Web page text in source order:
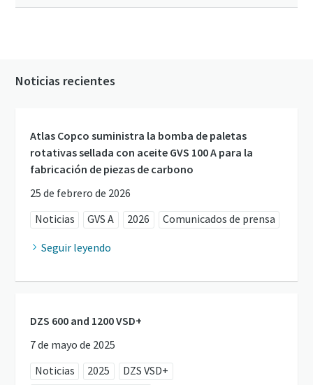
Noticias recientes
Atlas Copco suministra la bomba de paletas
rotativas sellada con aceite GVS 100 A para la
fabricación de piezas de carbono
25 de febrero de 2026
Noticias
GVS A 2026 Comunicados de prensa
Seguir leyendo
DZS 600 and 1200 VSD+
7 de mayo de 2025
Noticias
2025
DZS VSD+